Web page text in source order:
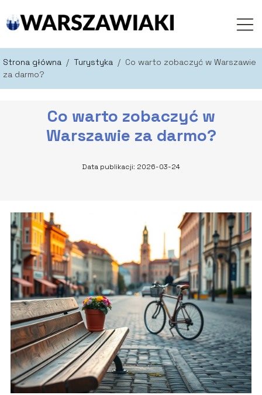
Strona główna / Turystyka / Co warto zobaczyć w Warszawie
za darmo?
Co warto zobaczyć w
Warszawie za darmo?
Data publikacji: 2026-03-24